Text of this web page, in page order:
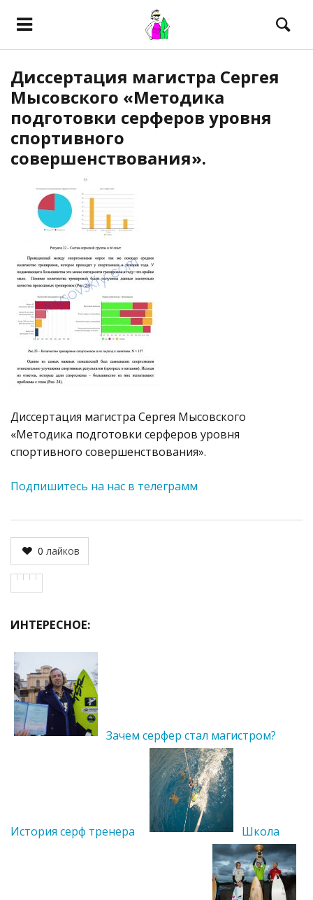
Диссертация магистра Сергея
Мысовского «Методика
подготовки серферов уровня
спортивного
совершенствования».
Диссертация магистра Сергея Мысовского
«Методика подготовки серферов уровня
спортивного совершенствования».
Подпишитесь на нас в телеграмм
0 лайков
ИНТЕРЕСНОЕ:
Зачем серфер стал магистром?
История серф тренера Школа